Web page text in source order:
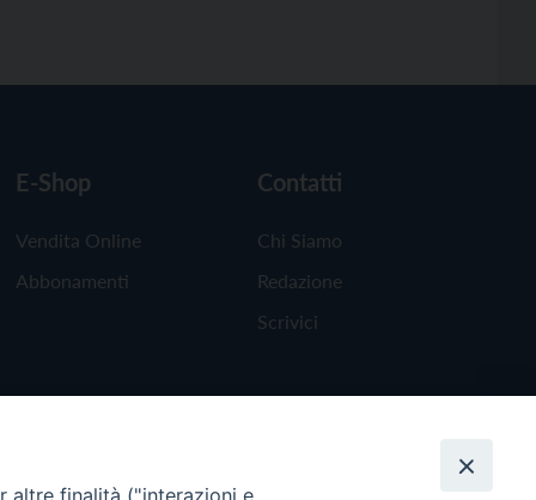
E-Shop
Vendita Online
Abbonamenti
Contatti
Chi Siamo
Redazione
Scrivici